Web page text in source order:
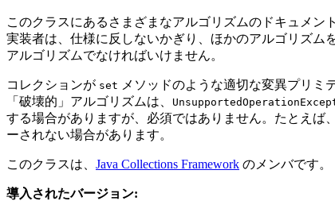
このクラスにあるさまざまなアルゴリズムのドキュメン
実装者は、仕様に反しないかぎり、ほかのアルゴリズム
アルゴリズムでなければいけません。
コレクションが set メソッドのような適切な変異プリミ
「破壊的」アルゴリズムは、
する場合がありますが、必須ではありません。たとえば
ーされない場合があります。
このクラスは、 Java Collections Framework のメンバです。
導入されたバージョン: